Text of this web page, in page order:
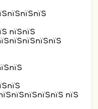
пїЅпїЅ
пїЅ